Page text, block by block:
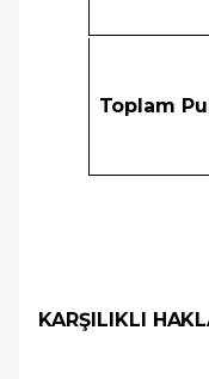
Toplam
KARŞILIKLI